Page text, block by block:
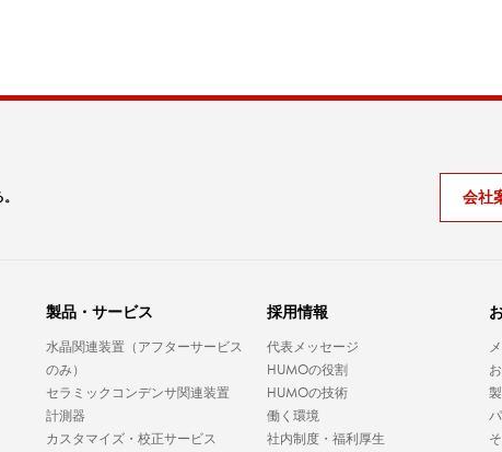
会社
製品・サービス
水晶関連装置（アフターサービス
のみ）
セラミックコンデンサ関連装置
計測器
カスタマイズ・校正サービス
採用情報
代表メッセージ
HUMOの役割
HUMOの技術
働く環境
社内制度・福利厚生